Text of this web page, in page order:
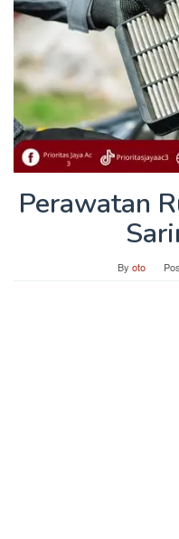
Perawatan
By oto